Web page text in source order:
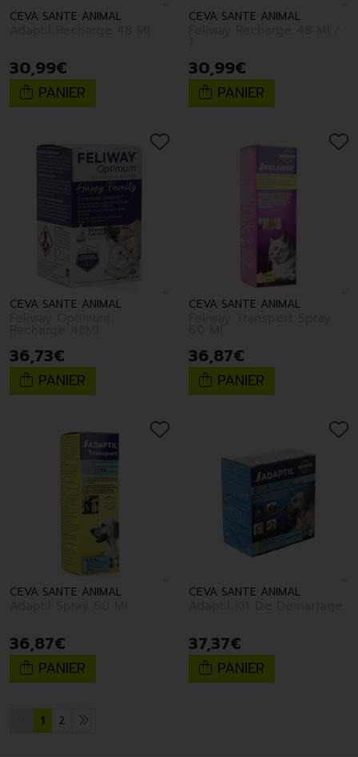
CEVA SANTE ANIMAL
30,99€
PANIER
CEVA SANTE ANIMAL
30,99€
PANIER
CEVA SANTE ANIMAL
36,73€
PANIER
CEVA SANTE ANIMAL
36,87€
PANIER
CEVA SANTE ANIMAL
36,87€
PANIER
CEVA SANTE ANIMAL
37,37€
PANIER
1 2